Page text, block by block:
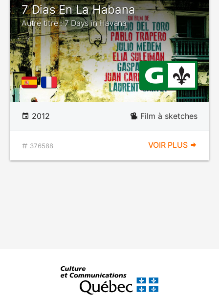
7 Dias En La Habana
Autre titre : 7 Days in Havana
2012 Film à sketches
376588 VOIR PLUS